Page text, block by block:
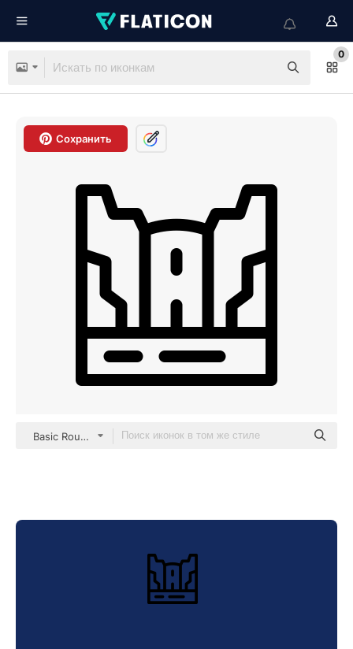
0
Сохранить
Basic Rounded Lineal